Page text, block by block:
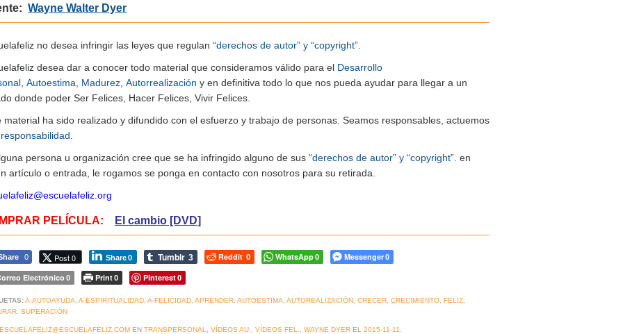
Wayne Walter Dyer
no desea infringir las leyes que regulan “derechos de autor” y “copyright”.
desea dar a conocer todo material que consideramos válido para el Desarrollo
Autoestima Madurez Autorrealización y en definitiva todo lo que nos pueda ayudar para llegar a un
donde poder Ser Felices, Hacer Felices, Vivir Felices.
material ha sido realizado y difundido con el esfuerzo y trabajo de personas. Seamos responsables, actuemos
responsabilidad
persona u organización cree que se ha infringido alguno de sus “derechos de autor” y “copyright”. en
artículo o entrada, le rogamos se ponga en contacto con nosotros para su retirada.
PELÍCULA: El cambio [DVD]
0 Post 0 Share0 Tumblr 3 Reddit 0 WhatsApp0 Messenger0
Electrónico 0 Print0 Pinterest0
A-AUTOAYUDA A-ESPIRITUALIDAD A-FELICIDAD APRENDER AUTOESTIMA AUTOREALIZACIÓN CRECER CRECIMIENTO FELIZ
SUPERACIÓN
ESCUELAFELIZ@ESCUELAFELIZ.COM EN TRANSPERSONAL VÍDEOS AU. VÍDEOS FEL. WAYNE DYER EL 2015-11-11